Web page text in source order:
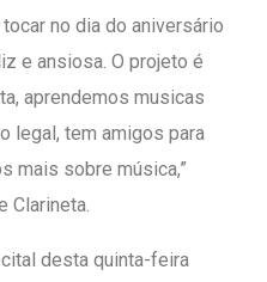
no dia do aniversário
e ansiosa. O projeto é
aprendemos musicas
legal, tem amigos para
mais sobre música,”
Clarineta.
desta quinta-feira